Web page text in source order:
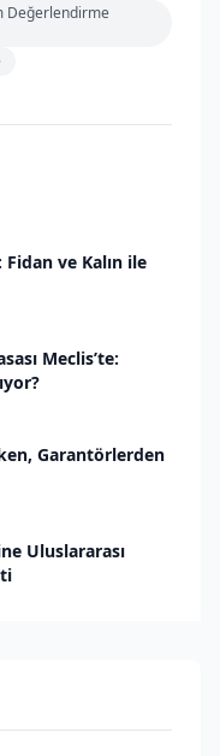
Değerlendirme
Fidan ve Kalın ile
Meclis’te:
Garantörlerden
Uluslararası